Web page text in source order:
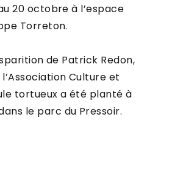
20 octobre à l’espace
Torreton.
de Patrick Redon,
Culture et
tortueux a été planté à
le parc du Pressoir.